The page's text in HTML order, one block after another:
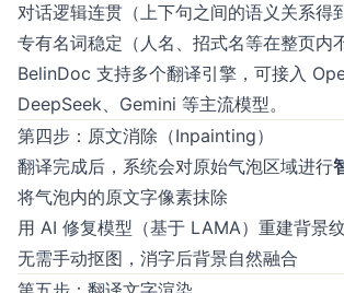
对话逻辑连贯（上下句之间的语义关系得
专有名词稳定（人名、招式名等在整页内
BelinDoc 支持多个翻译引擎，可接入
DeepSeek、Gemini 等主流模型。
第四步：原文消除（Inpainting）
翻译完成后，系统会对原始气泡区域进行
将气泡内的原文字像素抹除
用 AI 修复模型（基于 LAMA）重建背景
无需手动抠图，消字后背景自然融合